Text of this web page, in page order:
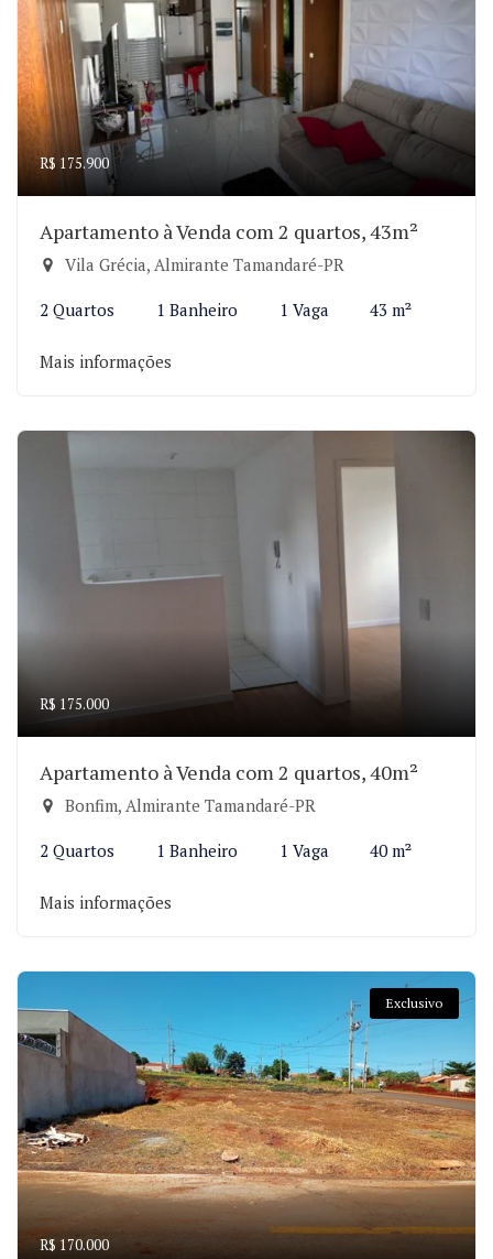
R$ 175.900
Apartamento à Venda com 2 quartos, 43m²
Vila Grécia, Almirante Tamandaré-PR
2 Quartos 1 Banheiro 1 Vaga 43 m²
Mais informações
R$ 175.000
Apartamento à Venda com 2 quartos, 40m²
Bonfim, Almirante Tamandaré-PR
2 Quartos 1 Banheiro 1 Vaga 40 m²
Mais informações
Exclusivo
R$ 170.000